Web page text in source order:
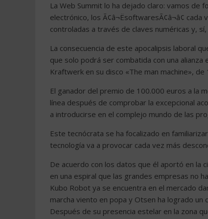
La Web Summit lo ha dejado claro: vamos de
electrónico, los Ã¢â¬ËsoftwaresÃ¢â¬â¢
controladas a través de claves numéricas y,
La consecuencia de este apocalipsis laboral
que solo podrá ser combatida con una
Kraftwerk en su disco «The man machine», de
El ganador del premio de 100.000 euros a la
línea después de comprobar la excepcional
a introducirse en el complejo mundo de las
Este tecnócrata se ha focalizado en
tecnología va a provocar cada vez más
De acuerdo con los datos que él aportó en la
en una espiral que las grandes empresas no
Kubo Robot ya se encuentra en el mercado
marcha viento en popa y Otsen ha logrado
Después de su presencia estelar en la zona